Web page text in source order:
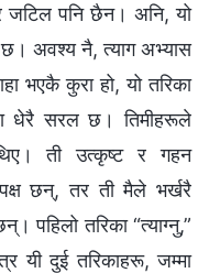
पनि छैन। अनि, यो
छ। अवश्य नै, त्याग अभ्यास
भएकै कुरा हो, यो तरिका
धेरै सरल छ। तिमीहरूले
ती उत्कृष्ट र गहन
छन्, तर ती मैले भर्खरै
पहिलो तरिका “त्याग्‍नु,”
यी दुई तरिकाहरू, जम्‍मा